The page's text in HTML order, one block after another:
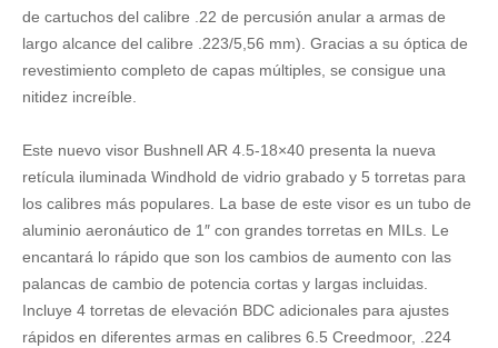
de cartuchos del calibre .22 de percusión anular a armas de
largo alcance del calibre .223/5,56 mm). Gracias a su óptica de
revestimiento completo de capas múltiples, se consigue una
nitidez increíble.
Este nuevo visor Bushnell AR 4.5-18×40 presenta la nueva
retícula iluminada Windhold de vidrio grabado y 5 torretas para
los calibres más populares. La base de este visor es un tubo de
aluminio aeronáutico de 1″ con grandes torretas en MILs. Le
encantará lo rápido que son los cambios de aumento con las
palancas de cambio de potencia cortas y largas incluidas.
Incluye 4 torretas de elevación BDC adicionales para ajustes
rápidos en diferentes armas en calibres 6.5 Creedmoor, .224